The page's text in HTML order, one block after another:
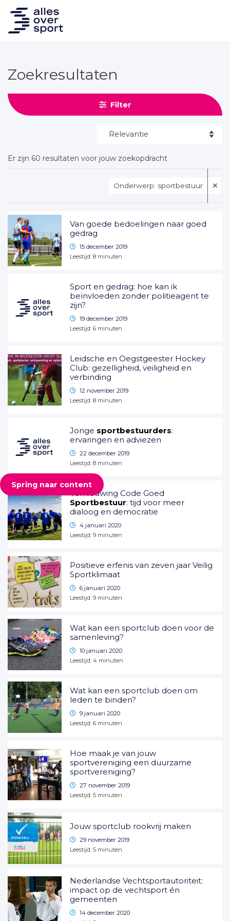
Spring naar content
Zoekresultaten
Filter
Er zijn 60 resultaten voor jouw zoekopdracht
Onderwerp: sportbestuur ✕
Van goede bedoelingen naar goed
gedrag
15 december 2019
Leestijd: 8minuten
Sport en gedrag: hoe kan ik
beïnvloeden zonder politieagent te
zijn?
19 december 2019
Leestijd: 6minuten
Leidsche en Oegstgeester Hockey
Club: gezelligheid, veiligheid en
verbinding
12 november 2019
Leestijd: 8minuten
Jonge sportbestuurders:
ervaringen en adviezen
22 december 2019
Leestijd: 8minuten
Vernieuwing Code Goed
Sportbestuur: tijd voor meer
dialoog en democratie
4 januari 2020
Leestijd: 9minuten
Positieve erfenis van zeven jaar Veilig
Sportklimaat
6 januari 2020
Leestijd: 9minuten
Wat kan een sportclub doen voor de
samenleving?
10 januari 2020
Leestijd: 4minuten
Wat kan een sportclub doen om
leden te binden?
9 januari 2020
Leestijd: 6minuten
Hoe maak je van jouw
sportvereniging een duurzame
sportvereniging?
27 november 2019
Leestijd: 5minuten
Jouw sportclub rookvrij maken
29 november 2019
Leestijd: 5minuten
Nederlandse Vechtsportautoriteit:
impact op de vechtsport én
gemeenten
14 december 2020